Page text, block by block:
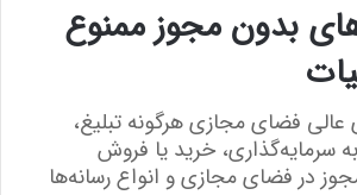
بدون مجوز ممنوع
عالی فضای مجازی هرگونه تبلیغ،
سرمایه‌گذاری، خرید یا فروش
در فضای مجازی و انواع رسانه‌ها